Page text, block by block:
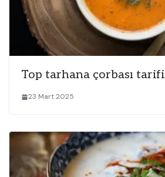
Top tarhana çorbası tarifi
23 Mart 2025